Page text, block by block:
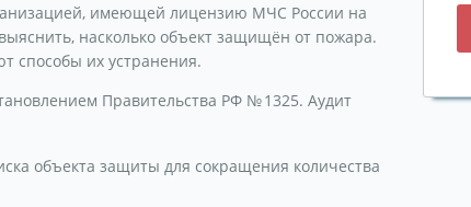
имеющей лицензию МЧС России на
насколько объект защищён от пожара.
способы их устранения.
Правительства РФ № 1325. Аудит
объекта защиты для сокращения количества